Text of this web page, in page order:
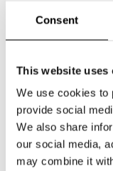
Consent
This website uses
We use cookies to
provide social
We also share
our social media,
may combine it